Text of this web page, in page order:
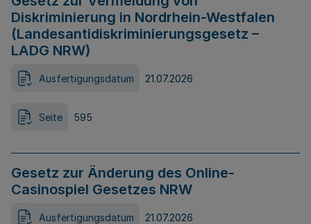
Diskriminierung in Nordrhein-Westfalen
(Landesantidiskriminierungsgesetz –
LADG NRW)
Ausfertigungsdatum 21.07.2026
Seite 595
Gesetz zur Änderung des Online-
Casinospiel Gesetzes NRW
Ausfertigungsdatum 21.07.2026